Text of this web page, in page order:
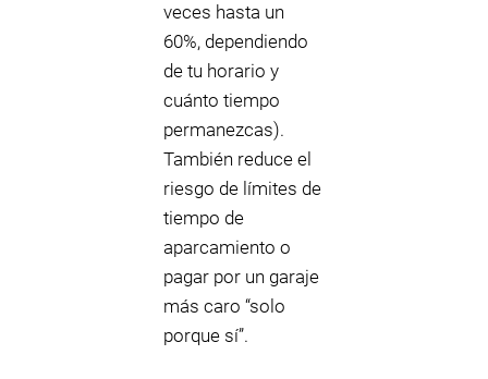
veces hasta un
60%, dependiendo
de tu horario y
cuánto tiempo
permanezcas).
También reduce el
riesgo de límites de
tiempo de
aparcamiento o
pagar por un garaje
más caro “solo
porque sí”.